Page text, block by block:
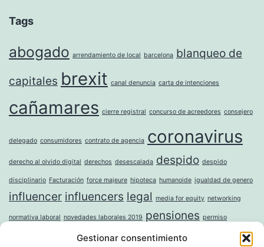
Gestionar consentimiento
Tags
abogado arrendamiento de local barcelona blanqueo de
capitales brexit canal denuncia carta de intenciones
cañamares cierre registral concurso de acreedores consejero
delegado consumidores contrato de agencia coronavirus
derecho al olvido digital derechos desescalada despido despido
disciplinario Facturación force majeure hipoteca humanoide igualdad de genero
influencer influencers legal media for equity networking
normativa laboral novedades laborales 2019 pensiones permiso
persona electronica protocolo familiar rebus sic